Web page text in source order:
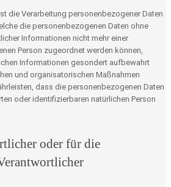
die Verarbeitung personenbezogener Daten
die personenbezogenen Daten ohne
Informationen nicht mehr einer
Person zugeordnet werden können,
Informationen gesondert aufbewahrt
und organisatorischen Maßnahmen
dass die personenbezogenen Daten
oder identifizierbaren natürlichen Person
oder für die